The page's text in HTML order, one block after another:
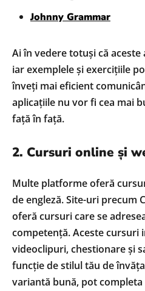
Johnny Grammar
Ai în vedere totuși că
iar exemplele și exercițiile
înveți mai eficient
aplicațiile nu vor fi cea mai
față în față.
2. Cursuri online și
Multe platforme oferă
de engleză. Site-uri precum
oferă cursuri care se
competență. Aceste cursuri
videoclipuri, chestionare și
funcție de stilul tău de
variantă bună, pot